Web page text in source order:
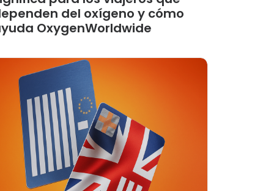
del oxígeno y cómo
OxygenWorldwide